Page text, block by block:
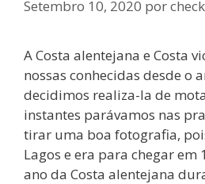
Setembro 10, 2020 por
A Costa alentejana e Costa
nossas conhecidas desde o
decidimos realiza-la de
instantes parávamos nas
tirar uma boa fotografia,
Lagos e era para chegar em
ano da Costa alentejana